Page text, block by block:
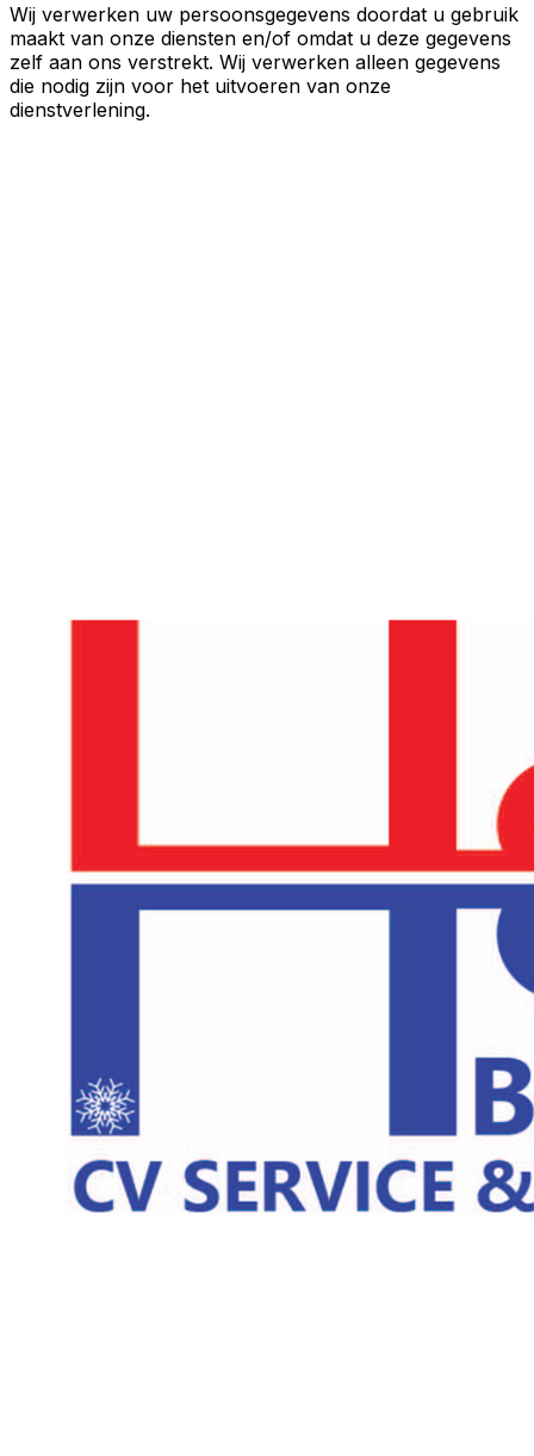
Wij verwerken uw persoonsgegevens doordat u gebruik
maakt van onze diensten en/of omdat u deze gegevens
zelf aan ons verstrekt. Wij verwerken alleen gegevens
die nodig zijn voor het uitvoeren van onze
dienstverlening.